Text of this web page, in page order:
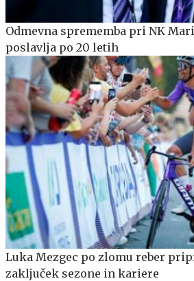
Odmevna sprememba pri NK
poslavlja po 20 letih
Luka Mezgec po zlomu reber
zaključek sezone in kariere